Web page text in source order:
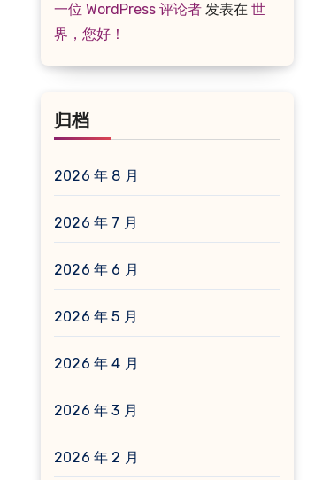
一位 WordPress 评论者 发表在 世
界，您好！
归档
2026 年 8 月
2026 年 7 月
2026 年 6 月
2026 年 5 月
2026 年 4 月
2026 年 3 月
2026 年 2 月